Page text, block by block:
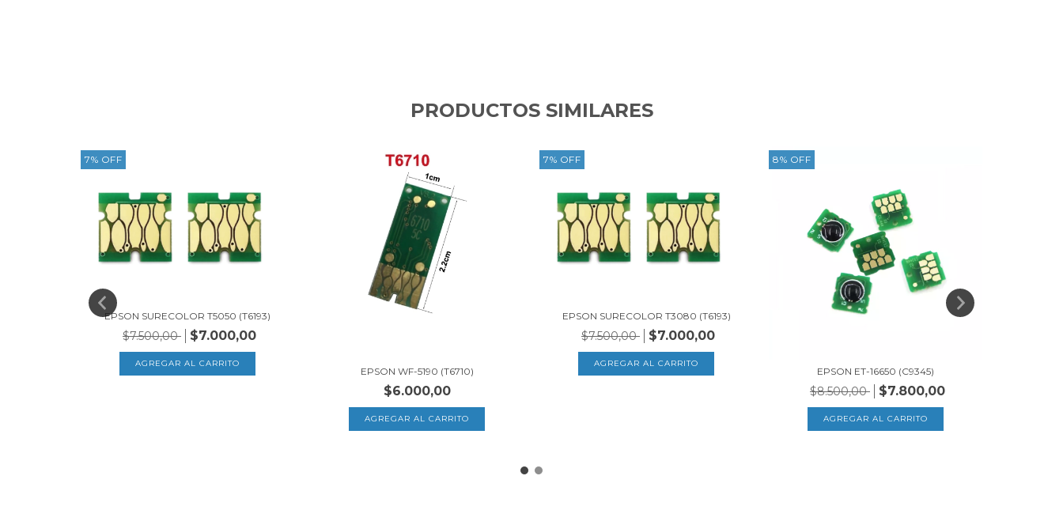
PRODUCTOS SIMILARES
7% OFF
EPSON SURECOLOR T5050 (T6193)
$7.500,00 $7.000,00
EPSON WF-5190 (T6710)
$6.000,00
7% OFF
EPSON SURECOLOR T3080 (T6193)
$7.500,00 $7.000,00
8% OFF
EPSON ET-16650 (C9345)
$8.500,00 $7.800,00